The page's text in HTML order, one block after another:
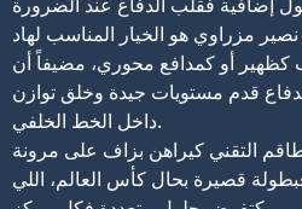
مزراوي هو الخيار المناسب لهاد
كظهير أو كمدافع محوري، مضيفاً أن
قدم مستويات جيدة وخلق توازن
داخل الخط الخلفي.
التقني كيراهن بزاف على مرونة
قصيرة بحال كأس العالم، اللي